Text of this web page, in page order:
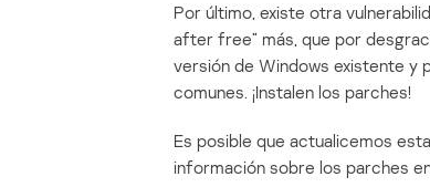
Por último, existe otra
after free” más, que por
versión de Windows existente y
comunes. ¡Instalen los parches!
Es posible que actualicemos
información sobre los parches